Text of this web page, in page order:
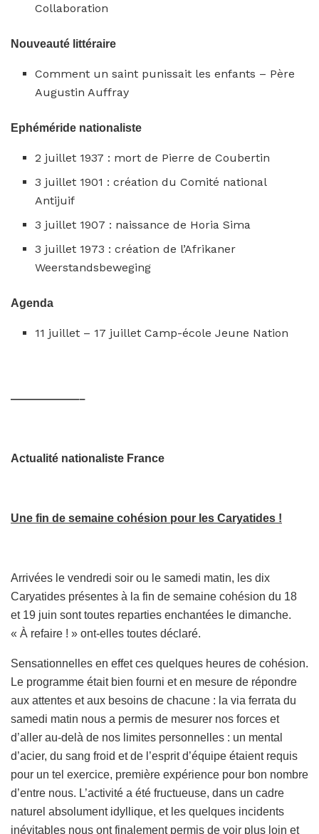
Collaboration
Nouveauté littéraire
Comment un saint punissait les enfants – Père
Augustin Auffray
Ephéméride nationaliste
2 juillet 1937 : mort de Pierre de Coubertin
3 juillet 1901 : création du Comité national
Antijuif
3 juillet 1907 : naissance de Horia Sima
3 juillet 1973 : création de l’Afrikaner
Weerstandsbeweging
Agenda
11 juillet – 17 juillet Camp-école Jeune Nation
——————–
Actualité nationaliste France
Une fin de semaine cohésion pour les Caryatides !
Arrivées le vendredi soir ou le samedi matin, les dix
Caryatides présentes à la fin de semaine cohésion du 18
et 19 juin sont toutes reparties enchantées le dimanche.
« À refaire ! » ont-elles toutes déclaré.
Sensationnelles en effet ces quelques heures de cohésion.
Le programme était bien fourni et en mesure de répondre
aux attentes et aux besoins de chacune : la via ferrata du
samedi matin nous a permis de mesurer nos forces et
d’aller au-delà de nos limites personnelles : un mental
d’acier, du sang froid et de l’esprit d’équipe étaient requis
pour un tel exercice, première expérience pour bon nombre
d’entre nous. L’activité a été fructueuse, dans un cadre
naturel absolument idyllique, et les quelques incidents
inévitables nous ont finalement permis de voir plus loin et